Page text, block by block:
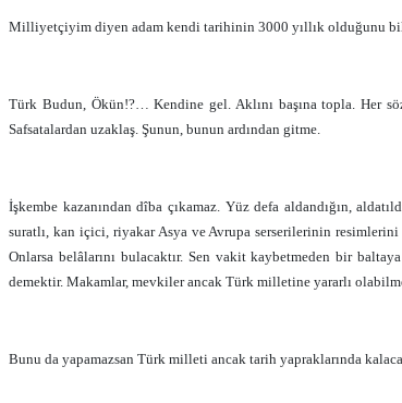
Milliyetçiyim diyen adam kendi tarihinin 3000 yıllık olduğunu
Türk Budun, Ökün!?… Kendine gel. Aklını başına topla. Her
Safsatalardan uzaklaş. Şunun, bunun ardından gitme.
İşkembe kazanından dîba çıkamaz. Yüz defa aldandığın,
suratlı, kan içici, riyakar Asya ve Avrupa serserilerinin
Onlarsa belâlarını bulacaktır. Sen vakit kaybetmeden bir
demektir. Makamlar, mevkiler ancak Türk milletine yararlı
Bunu da yapamazsan Türk milleti ancak tarih yapraklarında